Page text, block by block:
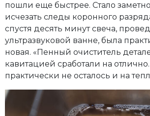
пошли еще быстрее. Стало
исчезать следы коронного
спустя десять минут свеча,
ультразвуковой ванне, была
новая. «Пенный очиститель
кавитацией сработали на
практически не осталось и на